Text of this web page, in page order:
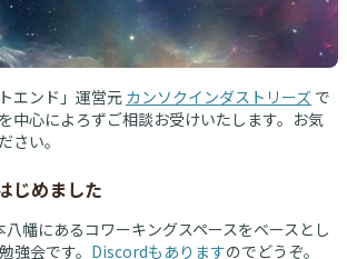
エンド」運営元 カンソクインダストリーズ で
中心によろずご相談お受けいたします。お気
さい。
じめました
八幡にあるコワーキングスペースをベースとし
強会です。 Discordもありますのでどうぞ。